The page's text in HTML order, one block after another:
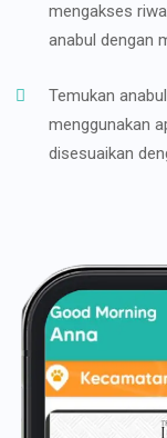
mengakses
anabul dengan
Temukan
menggunakan
disesuaikan